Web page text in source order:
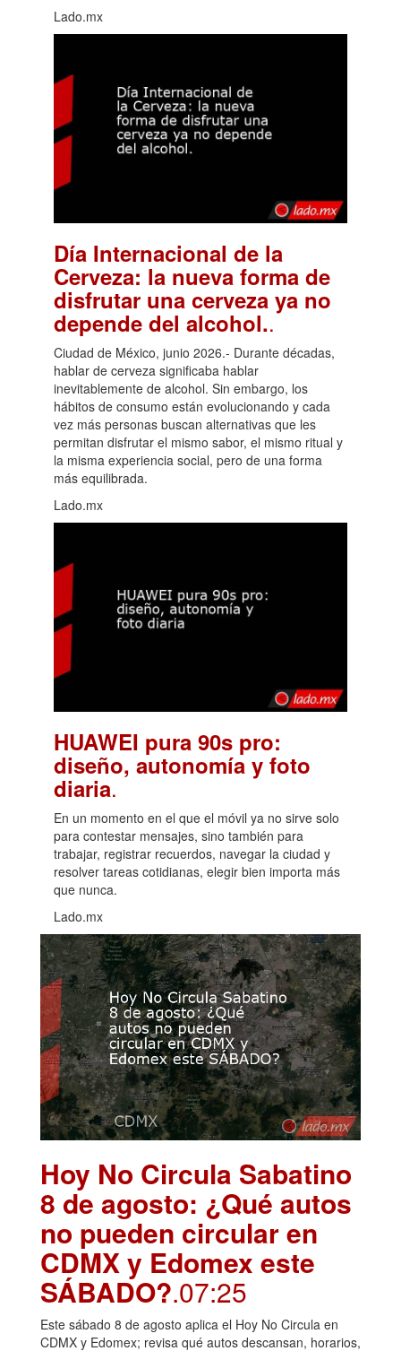
Lado.mx
Día Internacional de la
Cerveza: la nueva forma de
disfrutar una cerveza ya no
depende del alcohol..
Ciudad de México, junio 2026.- Durante décadas,
hablar de cerveza significaba hablar
inevitablemente de alcohol. Sin embargo, los
hábitos de consumo están evolucionando y cada
vez más personas buscan alternativas que les
permitan disfrutar el mismo sabor, el mismo ritual y
la misma experiencia social, pero de una forma
más equilibrada.
Lado.mx
HUAWEI pura 90s pro:
diseño, autonomía y foto
diaria.
En un momento en el que el móvil ya no sirve solo
para contestar mensajes, sino también para
trabajar, registrar recuerdos, navegar la ciudad y
resolver tareas cotidianas, elegir bien importa más
que nunca.
Lado.mx
Hoy No Circula Sabatino
8 de agosto: ¿Qué autos
no pueden circular en
CDMX y Edomex este
SÁBADO?.07:25
Este sábado 8 de agosto aplica el Hoy No Circula en
CDMX y Edomex; revisa qué autos descansan, horarios,